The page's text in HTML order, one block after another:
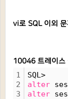
vi로 SQL 이외
10046 트레이스
1
2
3
SQL>
alter
alter